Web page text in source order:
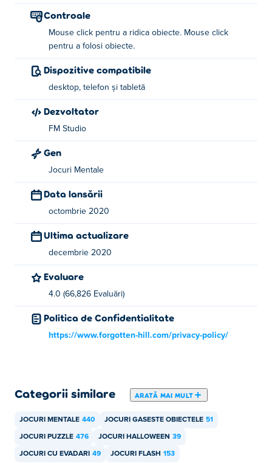
Controale
Mouse click pentru a ridica obiecte. Mouse click
pentru a folosi obiecte.
Dispozitive compatibile
desktop, telefon și tabletă
Dezvoltator
FM Studio
Gen
Jocuri Mentale
Data lansării
octombrie 2020
Ultima actualizare
decembrie 2020
Evaluare
4.0 (66,826 Evaluări)
Politica de Confidentialitate
https://www.forgotten-hill.com/privacy-policy/
Categorii similare ARATĂ MAI MULT
JOCURI MENTALE 440 JOCURI GASESTE OBIECTELE 51
JOCURI PUZZLE 476 JOCURI HALLOWEEN 39
JOCURI CU EVADARI 49 JOCURI FLASH 153